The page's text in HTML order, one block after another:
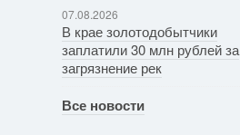
07.08.2026
В крае золотодобытчики
заплатили 30 млн рублей за
загрязнение рек
Все новости